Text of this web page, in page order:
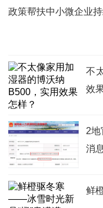
政策帮扶中小微企业
不
效
2地
消息
鲜